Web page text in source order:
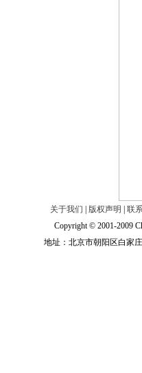
关于我们 版权声明
联
Copyright © 2001-2009
地址：北京市朝阳区白家